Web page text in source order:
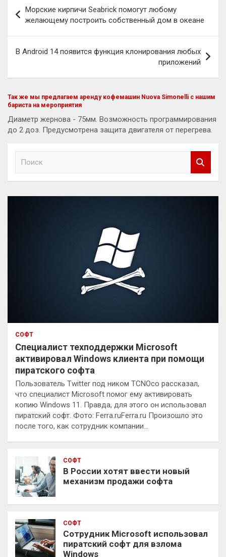
по
записям
Морские кирпичи Seabrick помогут любому
желающему построить собственный дом в океане
В Android 14 появится функция клонирования любых
приложений
Так же мы предлагаем аренду кофемашин Nuova Simonelli с нашим
бариста на мероприятия
Диаметр жернова - 75мм. Возможность программирования
до 2 доз. Предусмотрена защита двигателя от перегрева.
к
СОФТ
Специалист техподдержки Microsoft
активировал Windows клиента при помощи
пиратского софта
Пользователь Twitter под ником TCNOco рассказал,
что специалист Microsoft помог ему активировать
копию Windows 11. Правда, для этого он использовал
пиратский софт. Фото: Ferra.ruFerra.ru Произошло это
после того, как сотрудник компании…
СОФТ
В России хотят ввести новый
механизм продажи софта
СОФТ
Сотрудник Microsoft использовал
пиратский софт для взлома
Windows